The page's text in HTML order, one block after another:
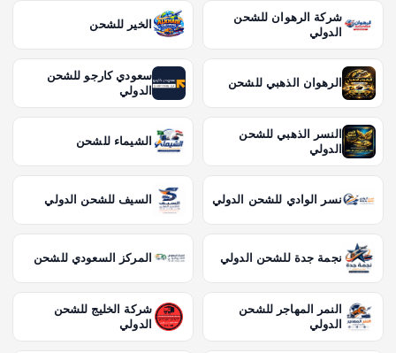
شركة الرهوان للشحن
الدولي
الخير للشحن
الرهوان الذهبي للشحن
سعودي كارجو للشحن
الدولي
النسر الذهبي للشحن
الدولي
الشيماء للشحن
نسر الوادي للشحن الدولي السيف للشحن الدولي
نجمة جدة للشحن الدولي المركز السعودي للشحن
النمر المهاجر للشحن
الدولي
شركة الخليج للشحن
الدولي